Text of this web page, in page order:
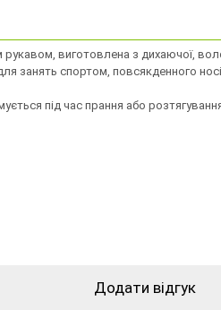
виготовлена ​​з дихаючої,
занять спортом, повсякденного
під час прання або
Додати відгук